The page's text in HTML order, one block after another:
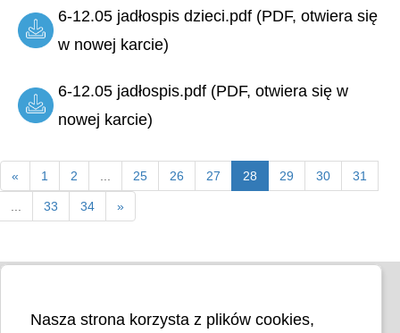
6-12.05 jadłospis dzieci.pdf (PDF, otwiera się
w nowej karcie)
6-12.05 jadłospis.pdf (PDF, otwiera się w
nowej karcie)
« 1 2 ... 25 26 27 28 29 30 31
... 33 34 »
Nasza strona korzysta z plików cookies,